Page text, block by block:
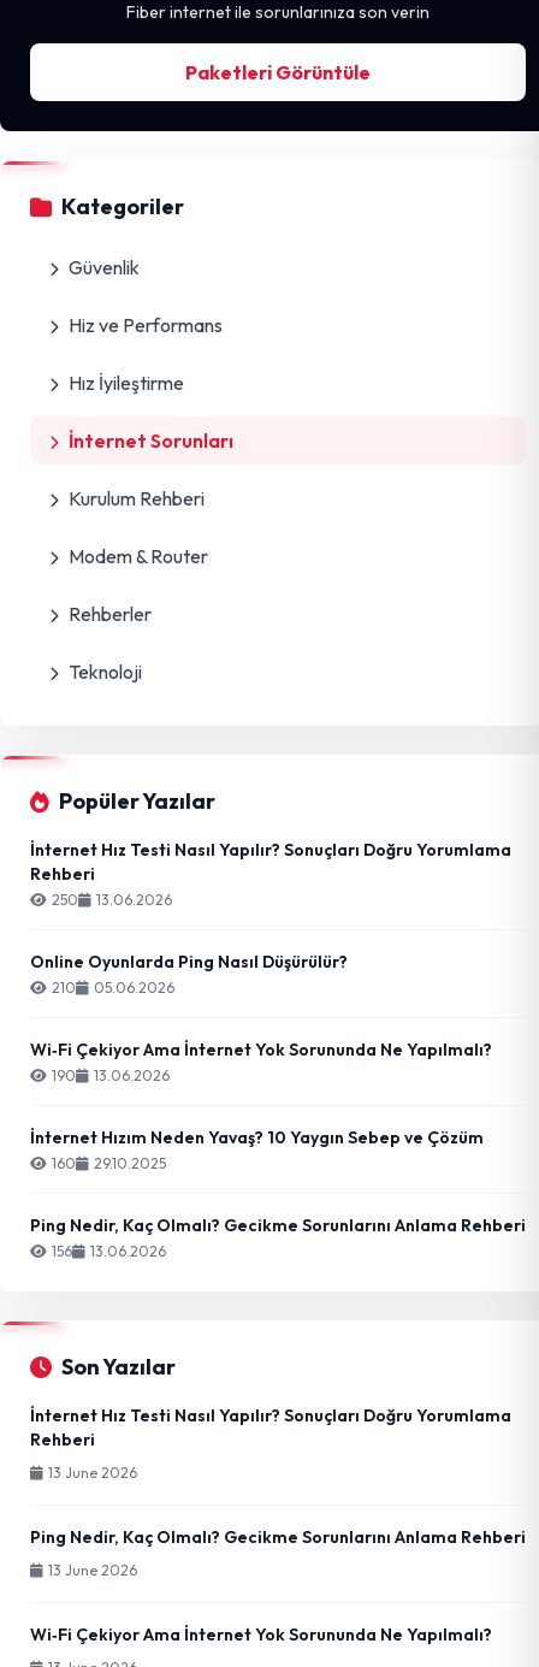
Fiber internet ile sorunlarınıza son verin
Paketleri Görüntüle
Kategoriler
Güvenlik
Hiz ve Performans
Hız İyileştirme
İnternet Sorunları
Kurulum Rehberi
Modem & Router
Rehberler
Teknoloji
Popüler Yazılar
İnternet Hız Testi Nasıl Yapılır? Sonuçları Doğru Yorumlama
Rehberi
250 13.06.2026
Online Oyunlarda Ping Nasıl Düşürülür?
210 05.06.2026
Wi‑Fi Çekiyor Ama İnternet Yok Sorununda Ne Yapılmalı?
190 13.06.2026
İnternet Hızım Neden Yavaş? 10 Yaygın Sebep ve Çözüm
160 29.10.2025
Ping Nedir, Kaç Olmalı? Gecikme Sorunlarını Anlama Rehberi
156 13.06.2026
Son Yazılar
İnternet Hız Testi Nasıl Yapılır? Sonuçları Doğru Yorumlama
Rehberi
13 June 2026
Ping Nedir, Kaç Olmalı? Gecikme Sorunlarını Anlama Rehberi
13 June 2026
Wi‑Fi Çekiyor Ama İnternet Yok Sorununda Ne Yapılmalı?